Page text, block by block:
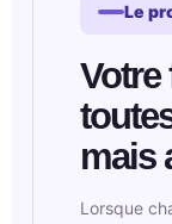
Le
Votre
mais
Lorsque